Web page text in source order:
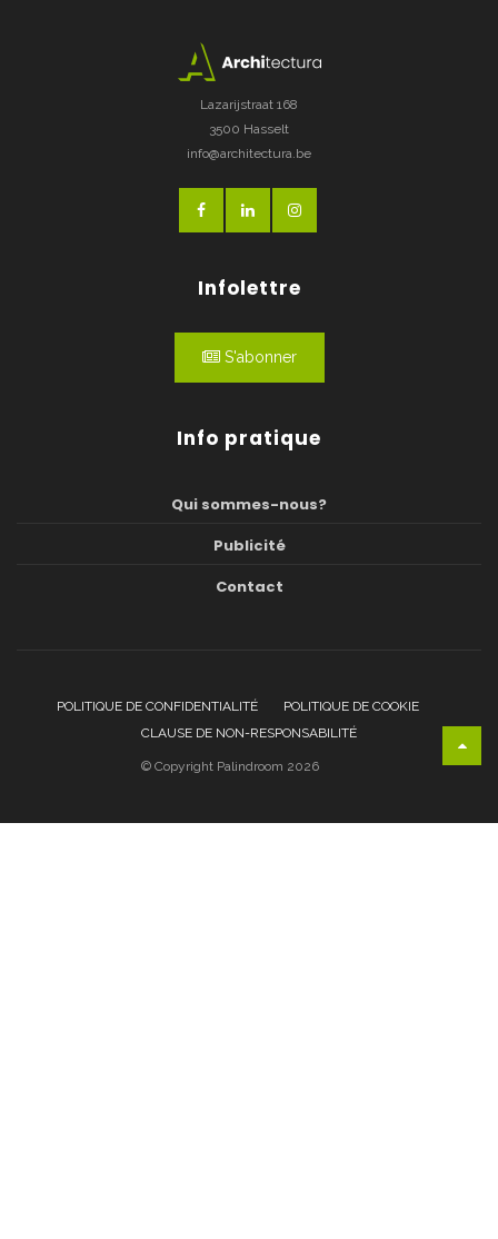
Lazarijstraat 168
3500 Hasselt
info@architectura.be
Infolettre
S'abonner
Info pratique
Qui sommes-nous?
Publicité
Contact
POLITIQUE DE CONFIDENTIALITÉ
POLITIQUE DE COOKIE
CLAUSE DE NON-RESPONSABILITÉ
© Copyright Palindroom 2026